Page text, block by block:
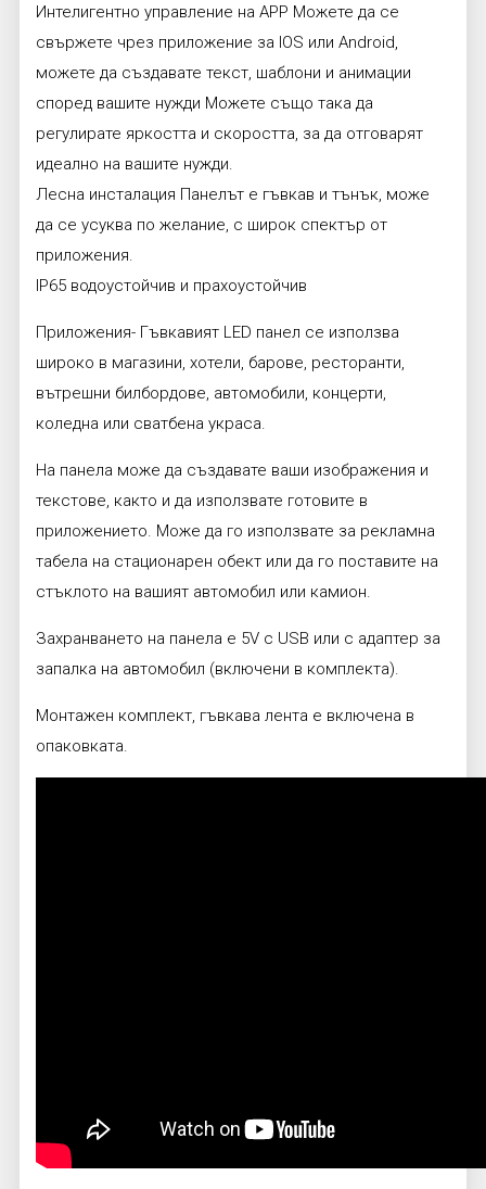
Интелигентно управление на APP Можете да се
свържете чрез приложение за IOS или Android,
можете да създавате текст, шаблони и анимации
според вашите нужди Можете също така да
регулирате яркостта и скоростта, за да отговарят
идеално на вашите нужди.
Лесна инсталация Панелът е гъвкав и тънък, може
да се усуква по желание, с широк спектър от
приложения.
IP65 водоустойчив и прахоустойчив
Приложения- Гъвкавият LED панел се използва
широко в магазини, хотели, барове, ресторанти,
вътрешни билбордове, автомобили, концерти,
коледна или сватбена украса.
На панела може да създавате ваши изображения и
текстове, както и да използвате готовите в
приложението. Може да го използвате за рекламна
табела на стационарен обект или да го поставите на
стъклото на вашият автомобил или камион.
Захранването на панела е 5V с USB или с адаптер за
запалка на автомобил (включени в комплекта).
Монтажен комплект, гъвкава лента е включена в
опаковката.